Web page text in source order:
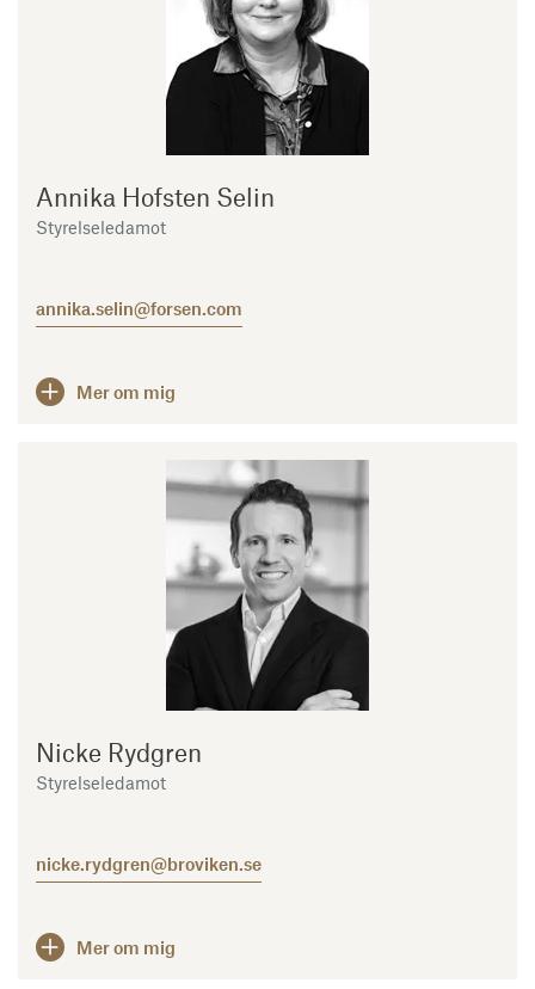
Annika Hofsten Selin
Styrelseledamot
annika.selin@forsen.com
Mer om mig
Nicke Rydgren
Styrelseledamot
nicke.rydgren@broviken.se
Mer om mig